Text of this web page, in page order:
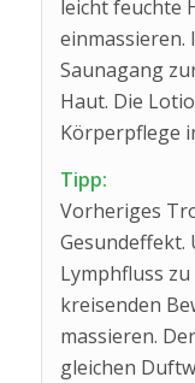
leicht feuchte
einmassieren.
Saunagang
Haut. Die
Körperpflege
Tipp:
Vorheriges
Gesundeffekt.
Lymphfluss
kreisenden
massieren.
gleichen